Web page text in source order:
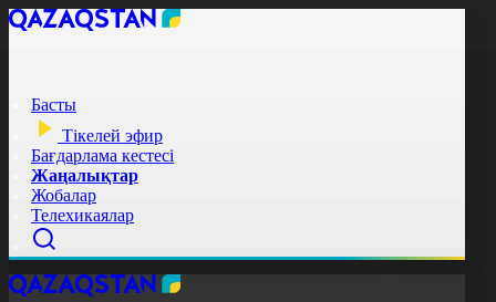
Басты
Тікелей эфир
Бағдарлама кестесі
Жаңалықтар
Жобалар
Телехикаялар